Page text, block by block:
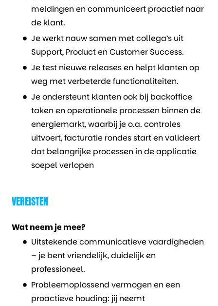
meldingen en communiceert proactief naar
de klant.
Je werkt nauw samen met collega’s uit
Support, Product en Customer Success.
Je test nieuwe releases en helpt klanten op
weg met verbeterde functionaliteiten.
Je ondersteunt klanten ook bij backoffice
taken en operationele processen binnen de
energiemarkt, waarbij je o.a. controles
uitvoert, facturatie rondes start en valideert
dat belangrijke processen in de applicatie
soepel verlopen
VEREISTEN
Wat neem je mee?
Uitstekende communicatieve vaardigheden
– je bent vriendelijk, duidelijk en
professioneel.
Probleemoplossend vermogen en een
proactieve houding: jij neemt